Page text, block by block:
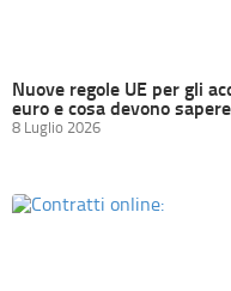
Nuove regole UE per gli
euro e cosa devono
8 Luglio 2026